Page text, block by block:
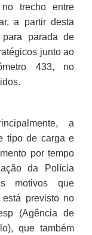
trecho entre
a partir desta
parada de
junto ao
433, no
a
tipo de carga e
por tempo
da Polícia
motivos que
está previsto no
(Agência de
que também